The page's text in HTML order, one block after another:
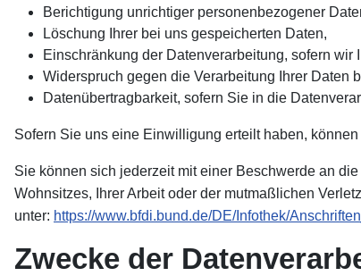
Berichtigung unrichtiger personenbezogener
Löschung Ihrer bei uns gespeicherten Daten,
Einschränkung der Datenverarbeitung, sofern
Widerspruch gegen die Verarbeitung Ihrer Daten
Datenübertragbarkeit, sofern Sie in die
Sofern Sie uns eine Einwilligung erteilt haben,
Sie können sich jederzeit mit einer Beschwerde an
Wohnsitzes, Ihrer Arbeit oder der mutmaßlichen
unter: https://www.bfdi.bund.de/DE/Infothek/
Zwecke der